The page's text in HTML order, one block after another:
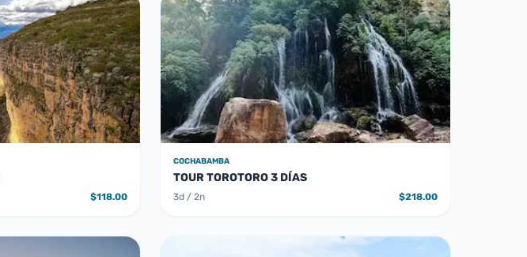
$118.00
COCHABAMBA
TOUR TOROTORO 3 DÍAS
3d / 2n $218.00